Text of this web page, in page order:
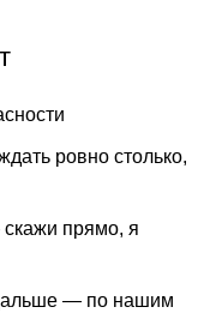
ровно столько,
прямо, я
— по нашим